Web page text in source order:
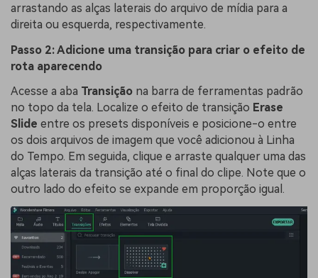
arrastando as alças laterais do arquivo de mídia para a
direita ou esquerda, respectivamente.
Passo 2: Adicione uma transição para criar o efeito de
rota aparecendo
Acesse a aba Transição na barra de ferramentas padrão
no topo da tela. Localize o efeito de transição Erase
Slide entre os presets disponíveis e posicione-o entre
os dois arquivos de imagem que você adicionou à Linha
do Tempo. Em seguida, clique e arraste qualquer uma das
alças laterais da transição até o final do clipe. Note que o
outro lado do efeito se expande em proporção igual.